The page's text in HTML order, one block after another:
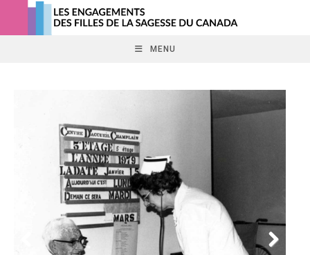
content
MENU